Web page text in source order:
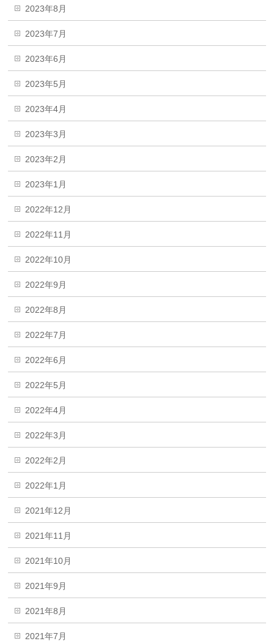
2023年8月
2023年7月
2023年6月
2023年5月
2023年4月
2023年3月
2023年2月
2023年1月
2022年12月
2022年11月
2022年10月
2022年9月
2022年8月
2022年7月
2022年6月
2022年5月
2022年4月
2022年3月
2022年2月
2022年1月
2021年12月
2021年11月
2021年10月
2021年9月
2021年8月
2021年7月